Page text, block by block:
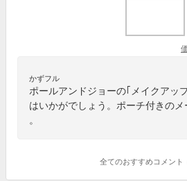
かずフル
ポールアンドジョーの｢メイクアッ
はいかがでしょう。ポーチ付きの
。
全てのおすすめコメント